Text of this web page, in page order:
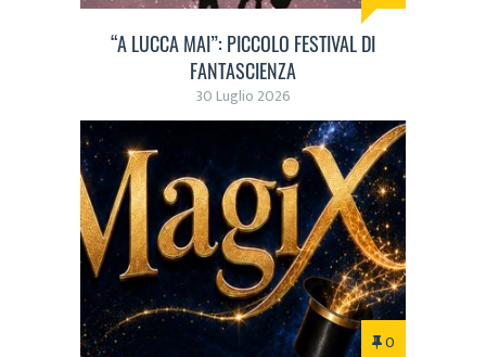
“A LUCCA MAI”: PICCOLO FESTIVAL DI
FANTASCIENZA
30 Luglio 2026
0